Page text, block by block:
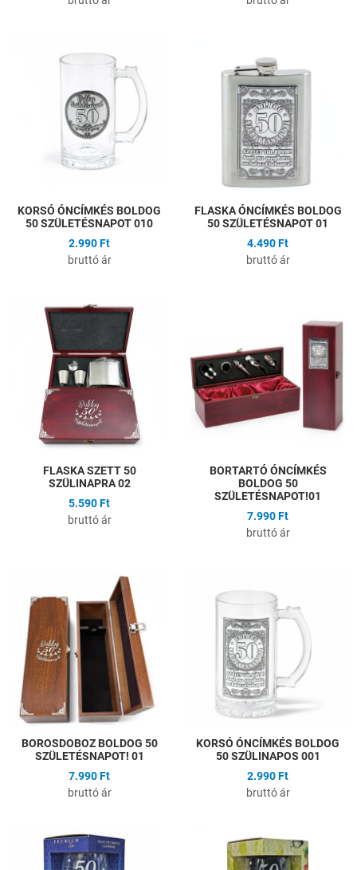
Összehasonlítás
KORSÓ ÓNCÍMKÉS BOLDOG
50 SZÜLETÉSNAPOT 010
2.990 Ft
bruttó ár
FLASKA ÓNCÍMKÉS BOLDOG
50 SZÜLETÉSNAPOT 01
4.490 Ft
bruttó ár
Összehasonlítás
Gyors nézet
FLASKA SZETT 50
SZÜLINAPRA 02
5.590 Ft
bruttó ár
BORTARTÓ ÓNCÍMKÉS
BOLDOG 50
SZÜLETÉSNAPOT!01
7.990 Ft
bruttó ár
Összehasonlítás
Gyors nézet
BOROSDOBOZ BOLDOG 50
SZÜLETÉSNAPOT! 01
7.990 Ft
bruttó ár
KORSÓ ÓNCÍMKÉS BOLDOG
50 SZÜLINAPOS 001
2.990 Ft
bruttó ár
Hozzáadás a kívánságlistához